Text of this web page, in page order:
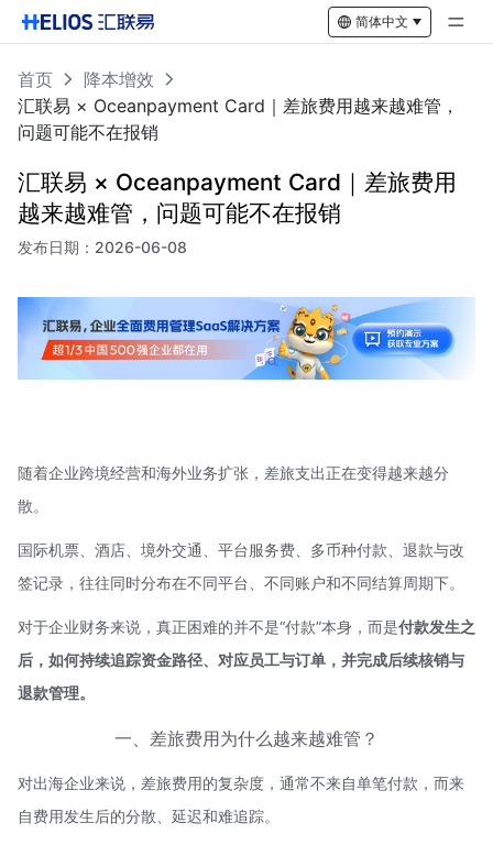
简体中文
首页
降本增效
汇联易 × Oceanpayment Card｜差旅费用越来越难管，
问题可能不在报销
汇联易 × Oceanpayment Card｜差旅费用
越来越难管，问题可能不在报销
发布日期： 2026-06-08
随着企业跨境经营和海外业务扩张，差旅支出正在变得越来越分
散。
国际机票、酒店、境外交通、平台服务费、多币种付款、退款与改
签记录，往往同时分布在不同平台、不同账户和不同结算周期下。
对于企业财务来说，真正困难的并不是“付款”本身，而是付款发生之
后，如何持续追踪资金路径、对应员工与订单，并完成后续核销与
退款管理。
一、差旅费用为什么越来越难管？
对出海企业来说，差旅费用的复杂度，通常不来自单笔付款，而来
自费用发生后的分散、延迟和难追踪。